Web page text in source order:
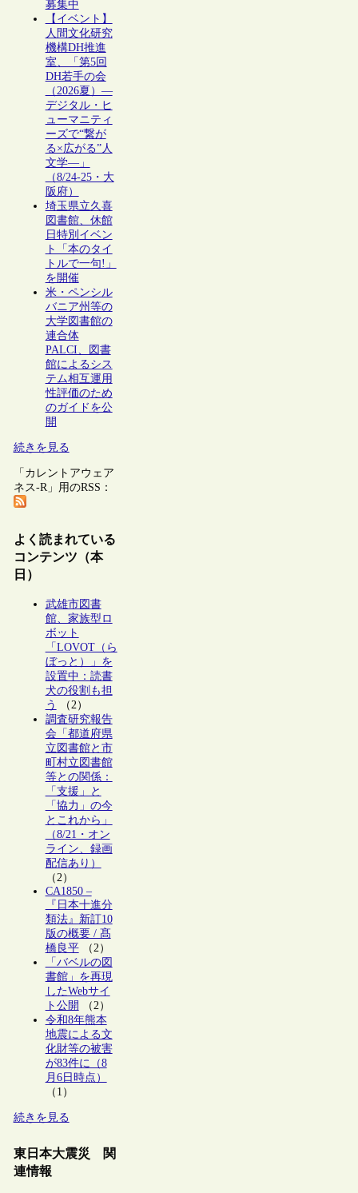
募集中
【イベント】
人間文化研究
機構DH推進
室、「第5回
DH若手の会
（2026夏）―
デジタル・ヒ
ューマニティ
ーズで“繋が
る×広がる”人
文学―」
（8/24-25・大
阪府）
埼玉県立久喜
図書館、休館
日特別イベン
ト「本のタイ
トルで一句!」
を開催
米・ペンシル
バニア州等の
大学図書館の
連合体
PALCI、図書
館によるシス
テム相互運用
性評価のため
のガイドを公
開
続きを見る
「カレントアウェア
ネス-R」用のRSS：
よく読まれている
コンテンツ（本
日）
武雄市図書
館、家族型ロ
ボット
「LOVOT（ら
ぼっと）」を
設置中：読書
犬の役割も担
う
（2）
調査研究報告
会「都道府県
立図書館と市
町村立図書館
等との関係：
「支援」と
「協力」の今
とこれから」
（8/21・オン
ライン、録画
配信あり）
（2）
CA1850 –
『日本十進分
類法』新訂10
版の概要 / 髙
橋良平（2）
「バベルの図
書館」を再現
したWebサイ
ト公開
（2）
令和8年熊本
地震による文
化財等の被害
が83件に（8
月6日時点）
（1）
続きを見る
東日本大震災 関
連情報